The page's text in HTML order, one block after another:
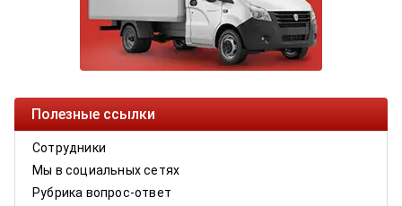
Полезные ссылки
Сотрудники
Мы в социальных сетях
Рубрика вопрос-ответ